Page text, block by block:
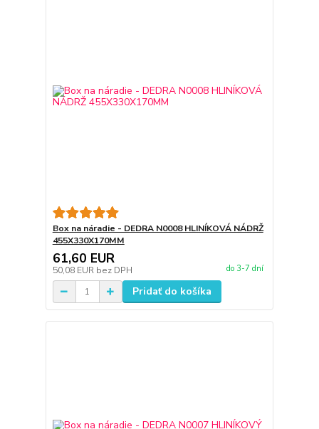
Box na náradie - DEDRA N0008 HLINÍKOVÁ NÁDRŽ
455X330X170MM
61,60 EUR
50,08 EUR bez DPH do 3-7 dní
Pridať do košíka